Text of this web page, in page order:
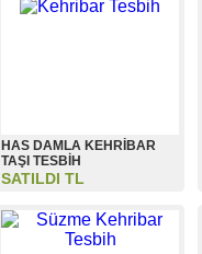
HAS DAMLA KEHRİBAR
TAŞI TESBİH
SATILDI TL